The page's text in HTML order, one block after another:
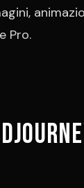
Pro.